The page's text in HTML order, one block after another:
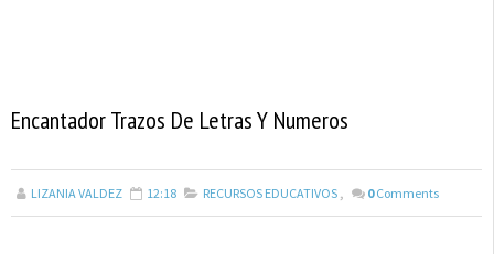
Encantador Trazos De Letras Y Numeros
LIZANIA VALDEZ 12:18 RECURSOS EDUCATIVOS , 0 Comments